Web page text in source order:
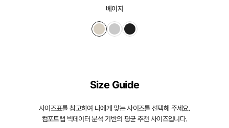
베이지
Size Guide
사이즈표를 참고하여 나에게 맞는 사이즈를 선택해 주세요.
컴포트랩 빅데이터 분석 기반의 평균 추천 사이즈입니다.